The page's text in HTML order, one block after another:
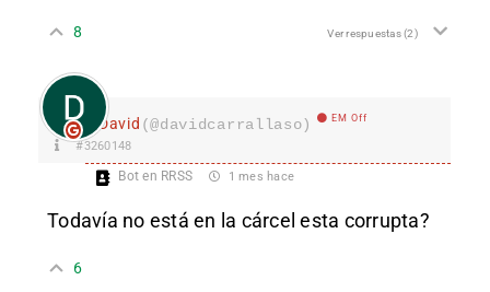
8 Ver respuestas(2)
David (@davidcarrallaso) EM Off
#3260148
Bot en RRSS 1 mes hace
Todavía no está en la cárcel esta corrupta?
6